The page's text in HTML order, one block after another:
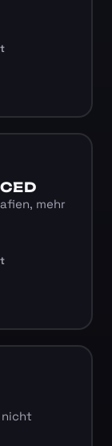
mehr
nicht